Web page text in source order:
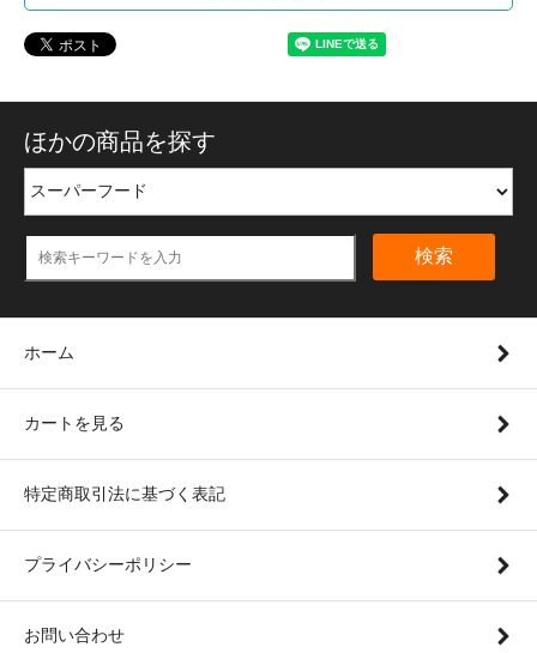
ほかの商品を探す
検索
ホーム
カートを見る
特定商取引法に基づく表記
プライバシーポリシー
お問い合わせ